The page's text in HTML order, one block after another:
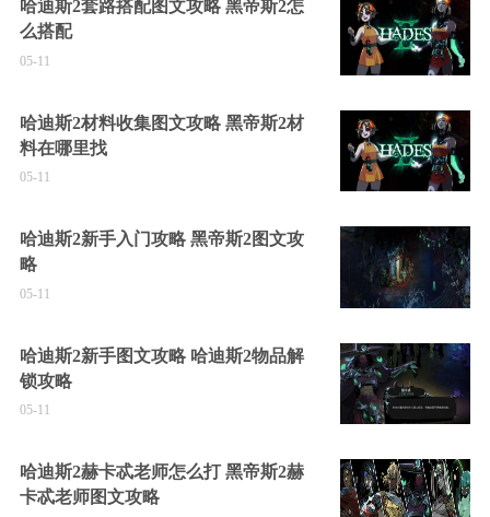
哈迪斯2套路搭配图文攻略 黑帝斯2怎
么搭配
05-11
哈迪斯2材料收集图文攻略 黑帝斯2材
料在哪里找
05-11
哈迪斯2新手入门攻略 黑帝斯2图文攻
略
05-11
哈迪斯2新手图文攻略 哈迪斯2物品解
锁攻略
05-11
哈迪斯2赫卡忒老师怎么打 黑帝斯2赫
卡忒老师图文攻略